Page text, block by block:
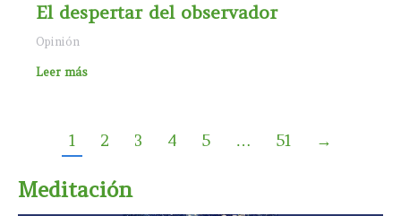
El despertar del observador
Opinión
Leer más
1 2 3 4 5 … 51 →
Meditación